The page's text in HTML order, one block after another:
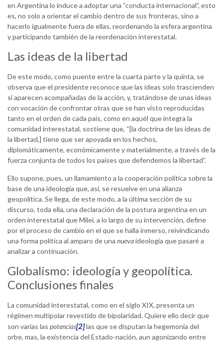
en Argentina lo induce a adoptar una “conducta internacional”, esto
es, no solo a orientar el cambio dentro de sus fronteras, sino a
hacerlo igualmente fuera de ellas, reordenando la esfera argentina
y participando también de la reordenación interestatal.
Las ideas de la libertad
De este modo, como puente entre la cuarta parte y la quinta, se
observa que el presidente reconoce que las ideas solo trascienden
si aparecen acompañadas de la acción, y, tratándose de unas ideas
con vocación de confrontar otras que se han visto reproducidas
tanto en el orden de cada país, como en aquél que integra la
comunidad interestatal, sostiene que, “[la doctrina de las ideas de
la libertad,] tiene que ser apoyada en los hechos,
diplomáticamente, económicamente y materialmente, a través de la
fuerza conjunta de todos los países que defendemos la libertad”.
Ello supone, pues, un llamamiento a la cooperación política sobre la
base de una ideología que, así, se resuelve en una alianza
geopolítica. Se llega, de este modo, a la última sección de su
discurso, toda ella, una declaración de la postura argentina en un
orden interestatal que Milei, a lo largo de su intervención, define
por el proceso de cambio en el que se halla inmerso, reivindicando
una forma política al amparo de una nuevaideología que pasaré a
analizar a continuación.
Globalismo: ideología y geopolítica.
Conclusiones finales
La comunidad interestatal, como en el siglo XIX, presenta un
régimen multipolar revestido de bipolaridad. Quiere ello decir que
son varias las potencias[2]las que se disputan la hegemonía del
orbe, mas, la existencia del Estado-nación, aun agonizando entre